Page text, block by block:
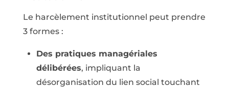
Le harcèlement institutionnel peut prendre
3 formes :
Des pratiques managériales
délibérées, impliquant la
désorganisation du lien social touchant